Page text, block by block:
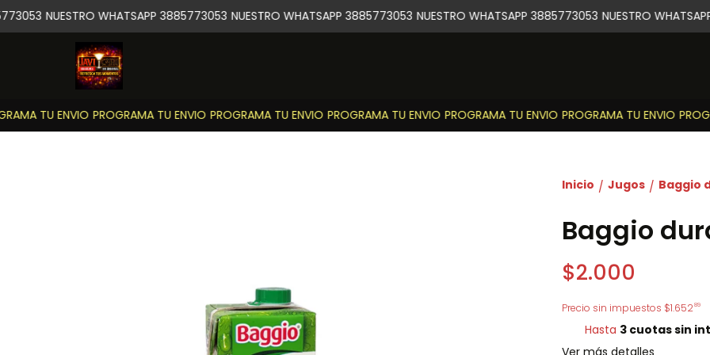
TU ENVIO PROGRAMA TU ENVIO PROGRAMA TU ENVIO PROGRAMA TU ENVIO PROGRAMA TU ENVIO PROGRAMA TU ENVIO
NUESTRO WHATSAPP 3885773053 NUESTRO WHATSAPP 3885773053 NUESTRO WHATSAPP 3885773053 NUESTRO
Inicio / Jugos / Baggio
Baggio
$2.000
Precio sin impuestos $1.65289
Hasta 3 cuotas sin
Ver más detalles